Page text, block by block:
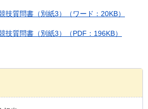
技質問書（別紙3）（ワード：20KB）
技質問書（別紙3）（PDF：196KB）